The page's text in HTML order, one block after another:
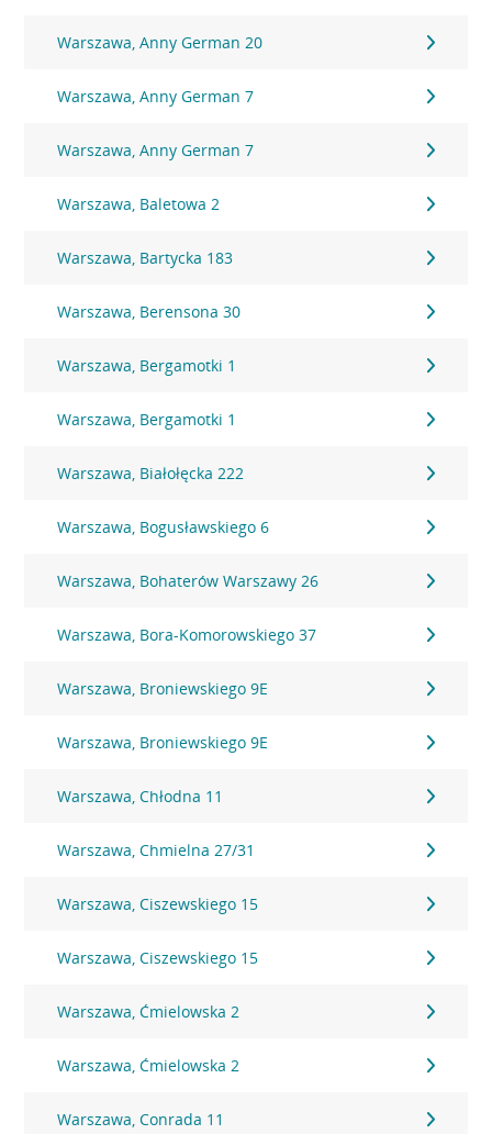
Warszawa, Anny German 20
Warszawa, Anny German 7
Warszawa, Anny German 7
Warszawa, Baletowa 2
Warszawa, Bartycka 183
Warszawa, Berensona 30
Warszawa, Bergamotki 1
Warszawa, Bergamotki 1
Warszawa, Białołęcka 222
Warszawa, Bogusławskiego 6
Warszawa, Bohaterów Warszawy 26
Warszawa, Bora-Komorowskiego 37
Warszawa, Broniewskiego 9E
Warszawa, Broniewskiego 9E
Warszawa, Chłodna 11
Warszawa, Chmielna 27/31
Warszawa, Ciszewskiego 15
Warszawa, Ciszewskiego 15
Warszawa, Ćmielowska 2
Warszawa, Ćmielowska 2
Warszawa, Conrada 11